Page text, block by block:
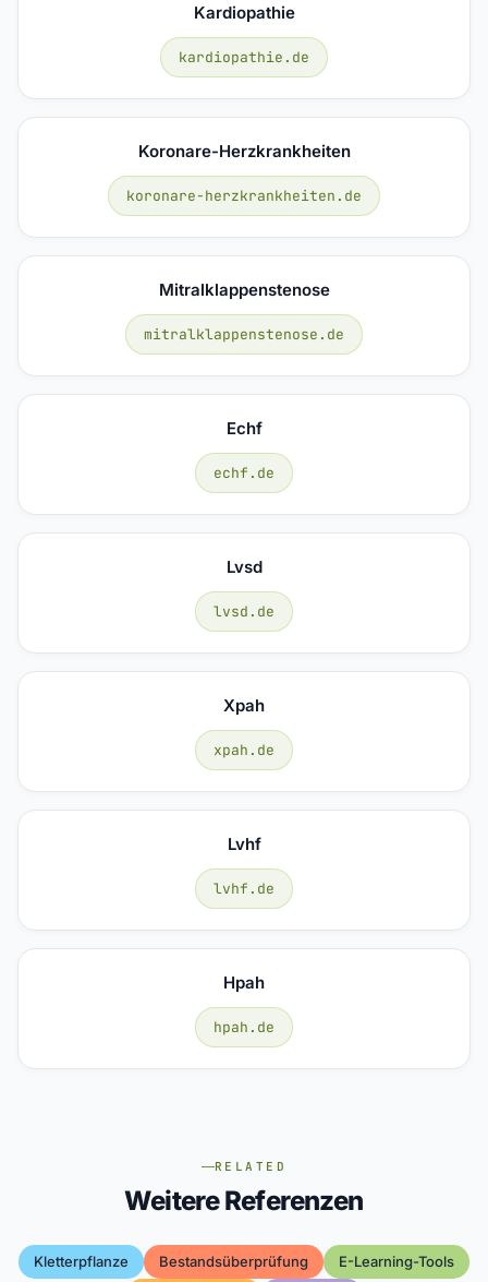
Kardiopathie
kardiopathie.de
Koronare-Herzkrankheiten
koronare-herzkrankheiten.de
Mitralklappenstenose
mitralklappenstenose.de
Echf
echf.de
Lvsd
lvsd.de
Xpah
xpah.de
Lvhf
lvhf.de
Hpah
hpah.de
RELATED
Weitere Referenzen
Kletterpflanze Bestandsüberprüfung E-Learning-Tools